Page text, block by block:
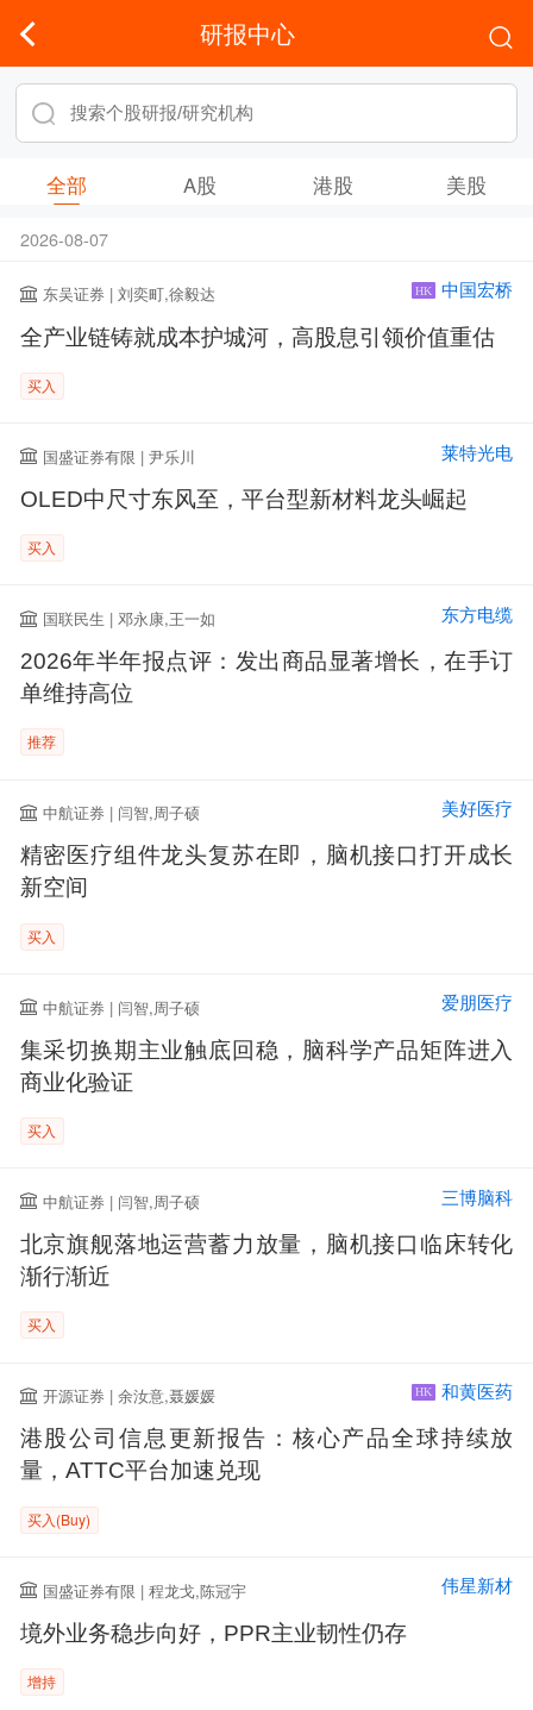
研报中心
全部 A股 港股 美股
2026-08-07
东吴证券 | 刘奕町,徐毅达 HK 中国宏桥
全产业链铸就成本护城河，高股息引领价值重估
买入
国盛证券有限 | 尹乐川 莱特光电
OLED中尺寸东风至，平台型新材料龙头崛起
买入
国联民生 | 邓永康,王一如 东方电缆
2026年半年报点评：发出商品显著增长，在手订
单维持高位
推荐
中航证券 | 闫智,周子硕 美好医疗
精密医疗组件龙头复苏在即，脑机接口打开成长
新空间
买入
中航证券 | 闫智,周子硕 爱朋医疗
集采切换期主业触底回稳，脑科学产品矩阵进入
商业化验证
买入
中航证券 | 闫智,周子硕 三博脑科
北京旗舰落地运营蓄力放量，脑机接口临床转化
渐行渐近
买入
开源证券 | 余汝意,聂媛媛 HK 和黄医药
港股公司信息更新报告：核心产品全球持续放
量，ATTC平台加速兑现
买入(Buy)
国盛证券有限 | 程龙戈,陈冠宇 伟星新材
境外业务稳步向好，PPR主业韧性仍存
增持